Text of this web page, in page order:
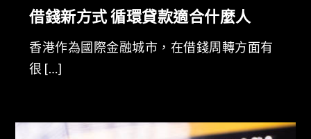
借錢新方式 循環貸款適合什麼人
香港作為國際金融城市，在借錢周轉方面有
很 […]